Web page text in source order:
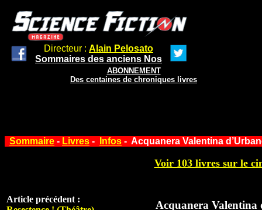
Directeur : Alain Pelosato
Sommaires des anciens Nos
ABONNEMENT
Des centaines de chroniques livres
Sommaire - Livres - Infos - Acquanera Valentina
Voir 103 livres sur le
Article précédent :
Acquanera Valentina